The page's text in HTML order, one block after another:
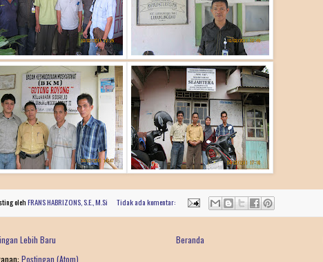
olehFRANS HABRIZONS, S.E., M.Si Tidak ada komentar:
Lebih Baru
Beranda
Postingan (Atom)